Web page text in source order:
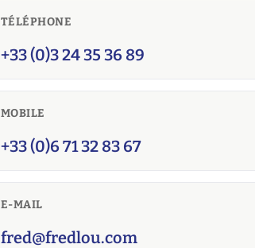
TÉLÉPHONE
+33 (0)3 24 35 36 89
MOBILE
+33 (0)6 71 32 83 67
E-MAIL
fred@fredlou.com